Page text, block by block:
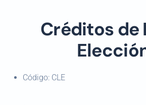
Créditos de
Código: CLE